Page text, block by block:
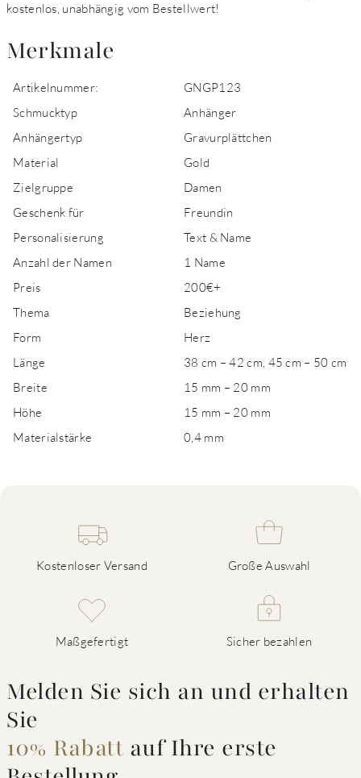
kostenlos, unabhängig vom Bestellwert!
Merkmale
Artikelnummer:
GNGP123
Schmucktyp
Anhänger
Anhängertyp
Gravurplättchen
Material
Gold
Zielgruppe
Damen
Geschenk für
Freundin
Personalisierung
Text & Name
Anzahl der Namen
1 Name
Preis
200€+
Thema
Beziehung
Form
Herz
Länge
38 cm – 42 cm, 45 cm – 50 cm
Breite
15 mm – 20 mm
Höhe
15 mm – 20 mm
Materialstärke
0,4 mm
Kostenloser Versand Große Auswahl
Maßgefertigt Sicher bezahlen
Melden Sie sich an und erhalten
Sie
10% Rabatt auf Ihre erste